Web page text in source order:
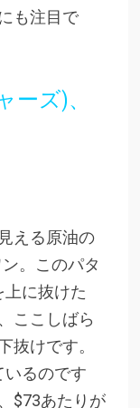
も注目で
ーズ)、
える原油の
。このパタ
上に抜けた
ここしばら
抜けです。
いるのです
$73あたりが